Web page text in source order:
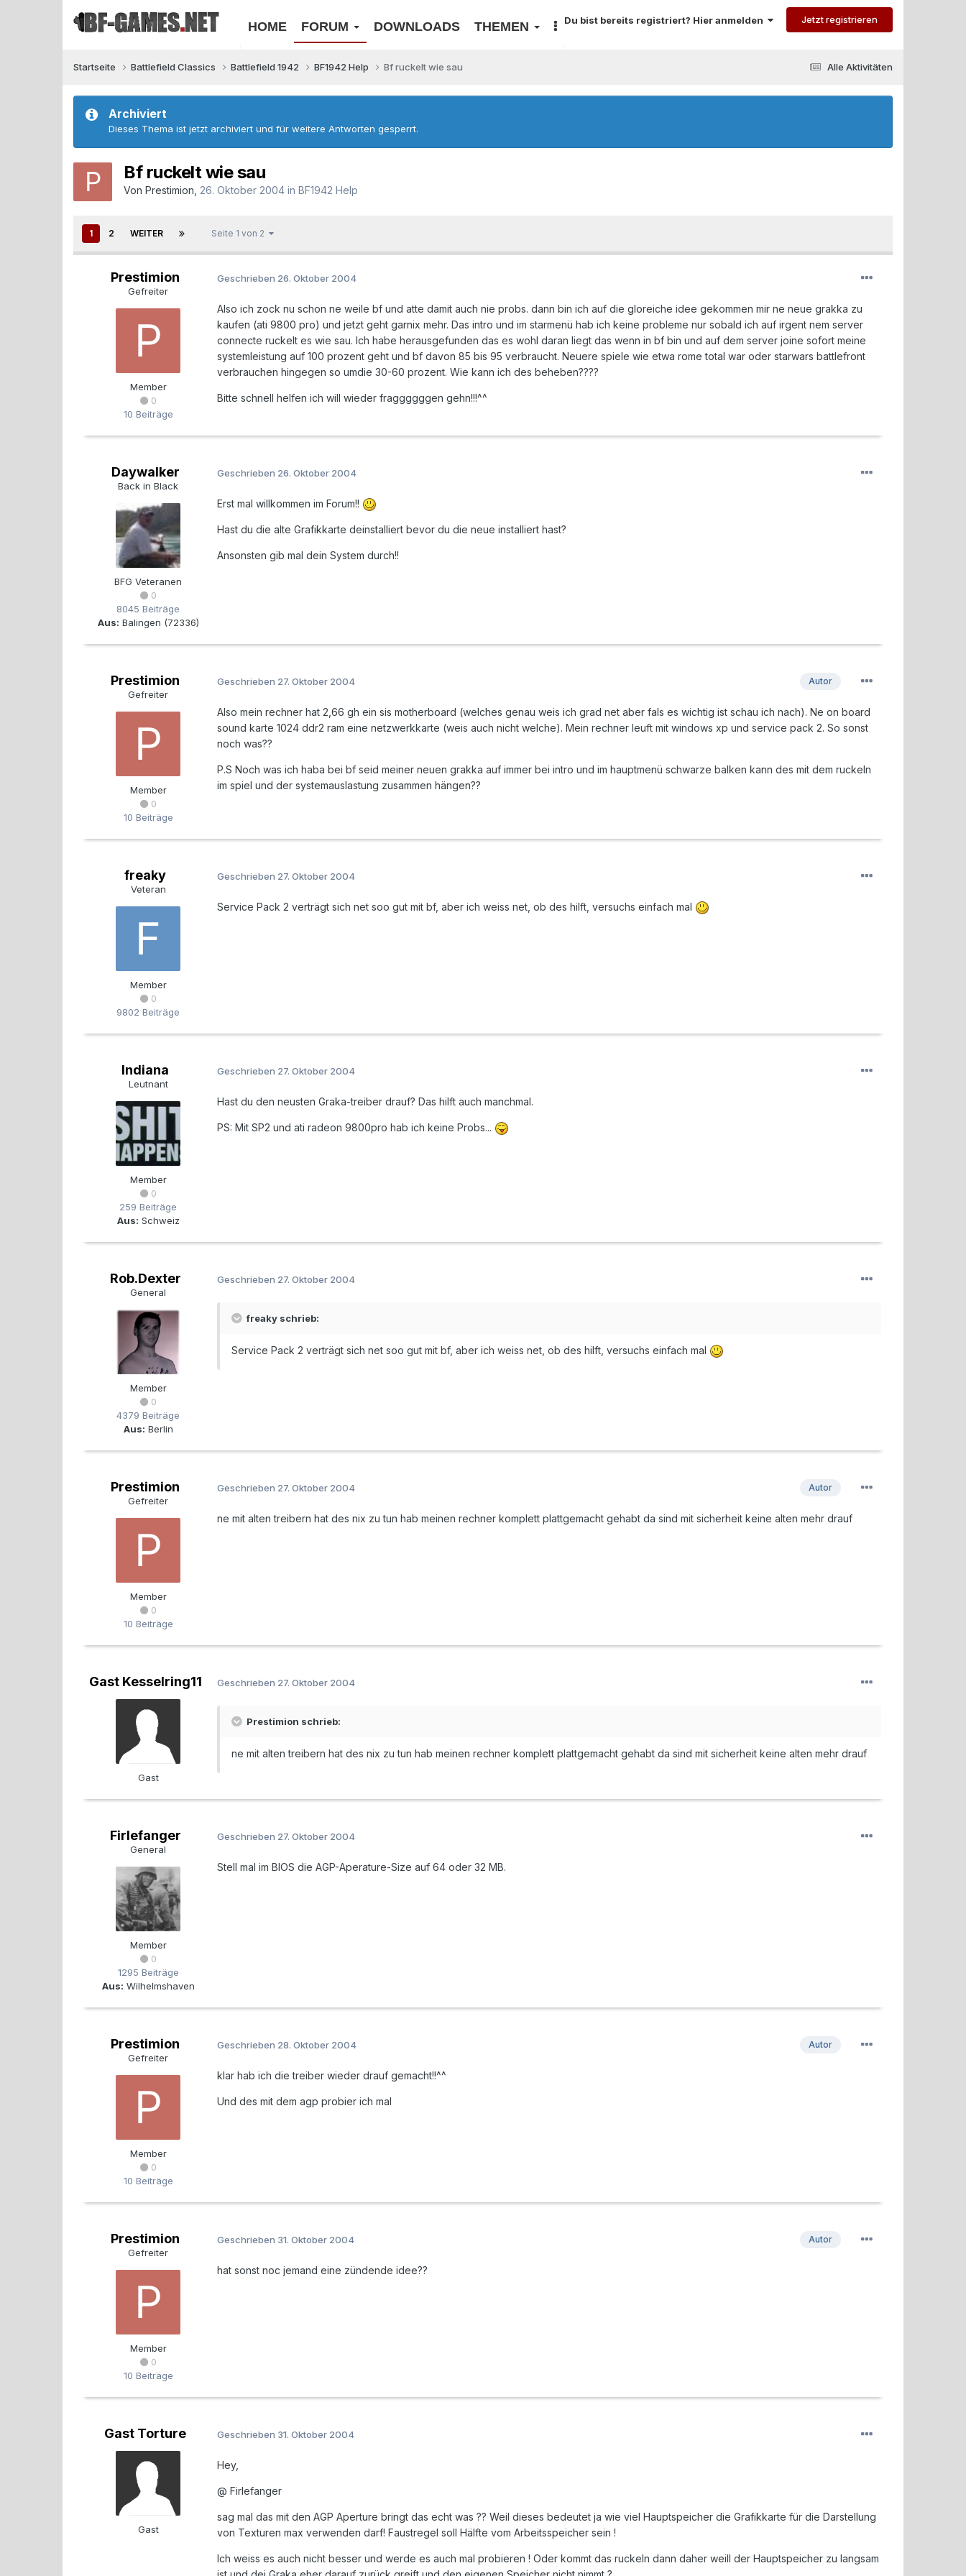
HOME FORUM DOWNLOADS THEMEN Du bist bereits registriert? Hier anmelden Jetzt registrieren
Alle Aktivitäten
Startseite Battlefield Classics Battlefield 1942 BF1942 Help Bf ruckelt wie sau
Archiviert
Dieses Thema ist jetzt archiviert und für weitere Antworten gesperrt.
Bf ruckelt wie sau
Von Prestimion 26. Oktober 2004 in BF1942 Help
1 2 WEITER Seite 1 von 2
Prestimion
Gefreiter
Member
0
10 Beiträge
Geschrieben 26. Oktober 2004
Also ich zock nu schon ne weile bf und atte damit auch nie probs. dann bin ich auf die gloreiche idee gekommen mir ne neue grakka zu
kaufen (ati 9800 pro) und jetzt geht garnix mehr. Das intro und im starmenü hab ich keine probleme nur sobald ich auf irgent nem server
connecte ruckelt es wie sau. Ich habe herausgefunden das es wohl daran liegt das wenn in bf bin und auf dem server joine sofort meine
systemleistung auf 100 prozent geht und bf davon 85 bis 95 verbraucht. Neuere spiele wie etwa rome total war oder starwars battlefront
verbrauchen hingegen so umdie 30-60 prozent. Wie kann ich des beheben????
Bitte schnell helfen ich will wieder fraggggggen gehn!!!^^
Daywalker
Back in Black
BFG Veteranen
0
8045 Beiträge
Aus: Balingen (72336)
Geschrieben 26. Oktober 2004
Erst mal willkommen im Forum!!
Hast du die alte Grafikkarte deinstalliert bevor du die neue installiert hast?
Ansonsten gib mal dein System durch!!
Prestimion
Gefreiter
Member
0
10 Beiträge
Autor
Geschrieben 27. Oktober 2004
Also mein rechner hat 2,66 gh ein sis motherboard (welches genau weis ich grad net aber fals es wichtig ist schau ich nach). Ne on board
sound karte 1024 ddr2 ram eine netzwerkkarte (weis auch nicht welche). Mein rechner leuft mit windows xp und service pack 2. So sonst
noch was??
P.S Noch was ich haba bei bf seid meiner neuen grakka auf immer bei intro und im hauptmenü schwarze balken kann des mit dem ruckeln
im spiel und der systemauslastung zusammen hängen??
freaky
Veteran
Member
0
9802 Beiträge
Geschrieben 27. Oktober 2004
Service Pack 2 verträgt sich net soo gut mit bf, aber ich weiss net, ob des hilft, versuchs einfach mal
Indiana
Leutnant
Member
0
259 Beiträge
Aus: Schweiz
Geschrieben 27. Oktober 2004
Hast du den neusten Graka-treiber drauf? Das hilft auch manchmal.
PS: Mit SP2 und ati radeon 9800pro hab ich keine Probs...
Rob.Dexter
General
Member
0
4379 Beiträge
Aus: Berlin
Geschrieben 27. Oktober 2004
freaky schrieb:
Service Pack 2 verträgt sich net soo gut mit bf, aber ich weiss net, ob des hilft, versuchs einfach mal
Prestimion
Gefreiter
Member
0
10 Beiträge
Autor
Geschrieben 27. Oktober 2004
ne mit alten treibern hat des nix zu tun hab meinen rechner komplett plattgemacht gehabt da sind mit sicherheit keine alten mehr drauf
Gast Kesselring11
Gast
Geschrieben 27. Oktober 2004
Prestimion schrieb:
ne mit alten treibern hat des nix zu tun hab meinen rechner komplett plattgemacht gehabt da sind mit sicherheit keine alten mehr drauf
Firlefanger
General
Member
0
1295 Beiträge
Aus: Wilhelmshaven
Geschrieben 27. Oktober 2004
Stell mal im BIOS die AGP-Aperature-Size auf 64 oder 32 MB.
Prestimion
Gefreiter
Member
0
10 Beiträge
Autor
Geschrieben 28. Oktober 2004
klar hab ich die treiber wieder drauf gemacht!!^^
Und des mit dem agp probier ich mal
Prestimion
Gefreiter
Member
0
10 Beiträge
Autor
Geschrieben 31. Oktober 2004
hat sonst noc jemand eine zündende idee??
Gast Torture
Gast
Geschrieben 31. Oktober 2004
Hey,
@ Firlefanger
sag mal das mit den AGP Aperture bringt das echt was ?? Weil dieses bedeutet ja wie viel Hauptspeicher die Grafikkarte für die Darstellung
von Texturen max verwenden darf! Faustregel soll Hälfte vom Arbeitsspeicher sein !
Ich weiss es auch nicht besser und werde es auch mal probieren ! Oder kommt das ruckeln dann daher weill der Hauptspeicher zu langsam